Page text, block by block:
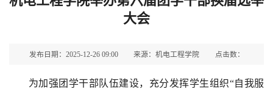
大会
发布日期：2025-12-26 09:00 来源：机电工程学院 点击数：
为加强团学干部队伍建设，充分发挥学生组织“自我服